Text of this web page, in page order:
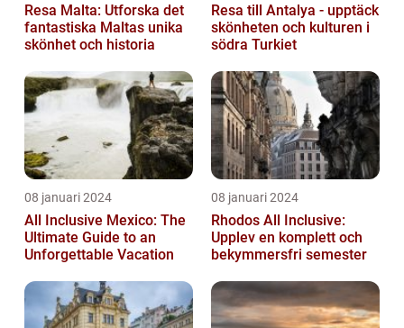
Resa Malta: Utforska det
fantastiska Maltas unika
skönhet och historia
Resa till Antalya - upptäck
skönheten och kulturen i
södra Turkiet
08 januari 2024
All Inclusive Mexico: The
Ultimate Guide to an
Unforgettable Vacation
08 januari 2024
Rhodos All Inclusive:
Upplev en komplett och
bekymmersfri semester